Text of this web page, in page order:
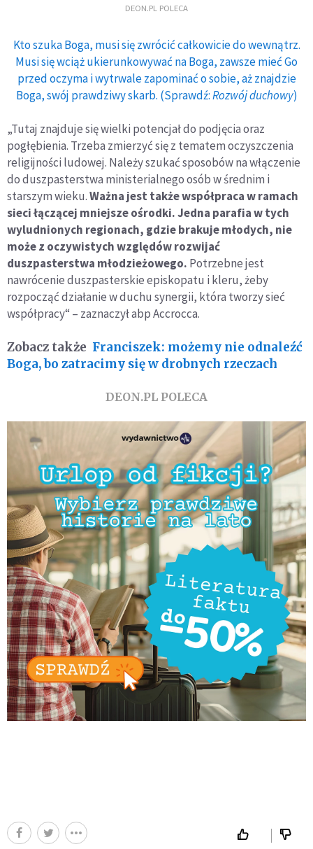
DEON.PL POLECA
Kto szuka Boga, musi się zwrócić całkowicie do wewnątrz.
Musi się wciąż ukierunkowywać na Boga, zawsze mieć Go
przed oczyma i wytrwale zapominać o sobie, aż znajdzie
Boga, swój prawdziwy skarb. (Sprawdź:Rozwój duchowy)
„Tutaj znajduje się wielki potencjał do podjęcia oraz
pogłębienia. Trzeba zmierzyć się z tematem oczyszczenia
religijności ludowej. Należy szukać sposobów na włączenie
do duszpasterstwa ministerialnego osób w średnim i
starszym wieku.Ważna jest także współpraca w ramach
sieci łączącej mniejsze ośrodki. Jedna parafia w tych
wyludnionych regionach, gdzie brakuje młodych, nie
może z oczywistych względów rozwijać
duszpasterstwa młodzieżowego. Potrzebne jest
nawrócenie duszpasterskie episkopatu i kleru, żeby
rozpocząć działanie w duchu synergii, która tworzy sieć
współpracy“ – zaznaczył abp Accrocca.
Zobacz także Franciszek: możemy nie odnaleźć
Boga, bo zatracimy się w drobnych rzeczach
DEON.PL POLECA